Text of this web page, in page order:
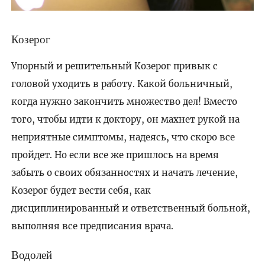
Козерог
Упорный и решительный Козерог привык с
головой уходить в работу. Какой больничный,
когда нужно закончить множество дел! Вместо
того, чтобы идти к доктору, он махнет рукой на
неприятные симптомы, надеясь, что скоро все
пройдет. Но если все же пришлось на время
забыть о своих обязанностях и начать лечение,
Козерог будет вести себя, как
дисциплинированный и ответственный больной,
выполняя все предписания врача.
Водолей